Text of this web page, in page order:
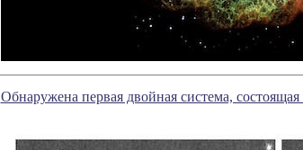
Обнаружена первая двойная система,